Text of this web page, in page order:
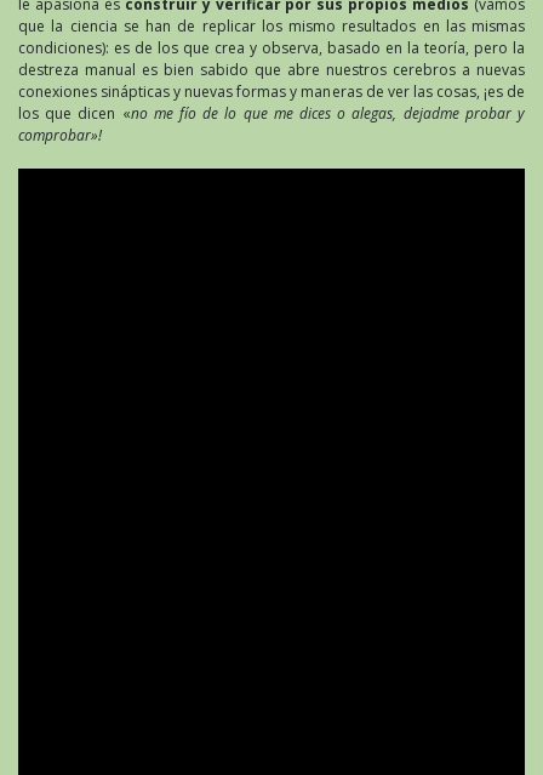
le apasiona es construir y verificar por sus propios medios (vamos
que la ciencia se han de replicar los mismo resultados en las mismas
condiciones): es de los que crea y observa, basado en la teoría, pero la
destreza manual es bien sabido que abre nuestros cerebros a nuevas
conexiones sinápticas y nuevas formas y maneras de ver las cosas, ¡es de
los que dicen «no me fío de lo que me dices o alegas, dejadme probar y
comprobar»!